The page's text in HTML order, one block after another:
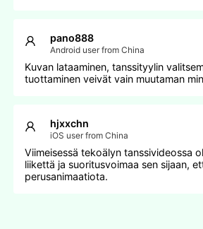
pano888
Android user from China
Kuvan lataaminen, tanssityylin
tuottaminen veivät vain muutaman
hjxxchn
iOS user from China
Viimeisessä tekoälyn tanssivideossa
liikettä ja suoritusvoimaa sen sijaan,
perusanimaatiota.